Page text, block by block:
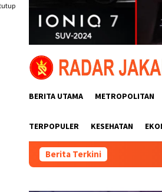
BERITA UTAMA METROPOLITAN
TERPOPULER KESEHATAN
Berita Terkini